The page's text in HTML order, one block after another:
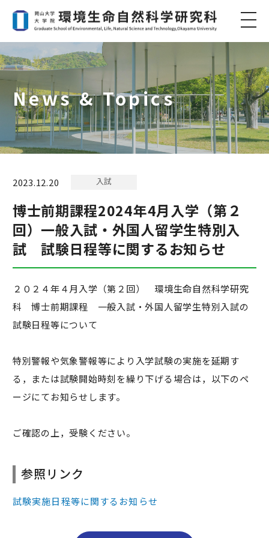
News & Topics
2023.12.20 入試
博士前期課程2024年4月入学（第２
回）一般入試・外国人留学生特別入
試 試験日程等に関するお知らせ
２０２４年４月入学（第２回） 環境生命自然科学研究
科 博士前期課程 一般入試・外国人留学生特別入試の
試験日程等について
特別警報や気象警報等により入学試験の実施を延期す
る，または試験開始時刻を繰り下げる場合は，以下のペ
ージにてお知らせします。
ご確認の上，受験ください。
参照リンク
試験実施日程等に関するお知らせ